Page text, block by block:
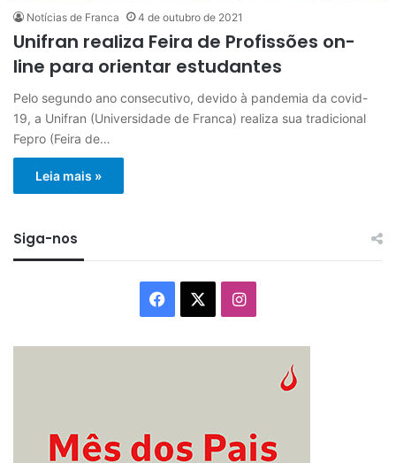
Notícias de Franca 4 de outubro de 2021
Unifran realiza Feira de Profissões on-
line para orientar estudantes
Pelo segundo ano consecutivo, devido à pandemia da covid-
19, a Unifran (Universidade de Franca) realiza sua tradicional
Fepro (Feira de…
Leia mais »
Siga-nos
Facebook Instagram